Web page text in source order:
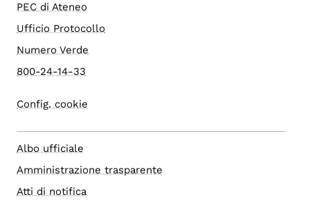
PEC di Ateneo
Ufficio Protocollo
Numero Verde
800-24-14-33
Config. cookie
Albo ufficiale
Amministrazione trasparente
Atti di notifica